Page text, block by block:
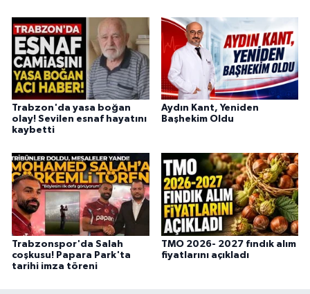
Trabzon'da yasa boğan
olay! Sevilen esnaf hayatını
kaybetti
Aydın Kant, Yeniden
Başhekim Oldu
Trabzonspor'da Salah
coşkusu! Papara Park'ta
tarihi imza töreni
TMO 2026- 2027 fındık alım
fiyatlarını açıkladı